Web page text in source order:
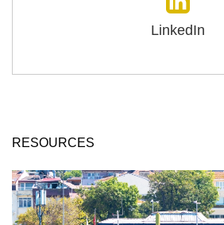
LinkedIn
RESOURCES